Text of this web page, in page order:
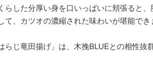
らした分厚い身を口いっぱいに頬張ると
て、カツオの濃縮された味わいが堪能でき
らじ竜田揚げ」は、木挽BLUEとの相性抜